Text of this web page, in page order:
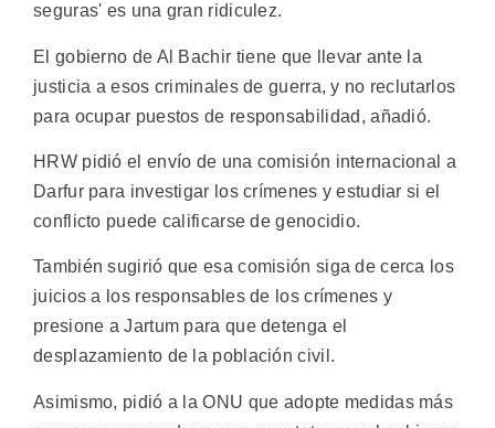
seguras' es una gran ridiculez.
El gobierno de Al Bachir tiene que llevar ante la
justicia a esos criminales de guerra, y no reclutarlos
para ocupar puestos de responsabilidad, añadió.
HRW pidió el envío de una comisión internacional a
Darfur para investigar los crímenes y estudiar si el
conflicto puede calificarse de genocidio.
También sugirió que esa comisión siga de cerca los
juicios a los responsables de los crímenes y
presione a Jartum para que detenga el
desplazamiento de la población civil.
Asimismo, pidió a la ONU que adopte medidas más